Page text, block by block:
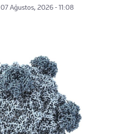
07 Ağustos, 2026 - 11:08